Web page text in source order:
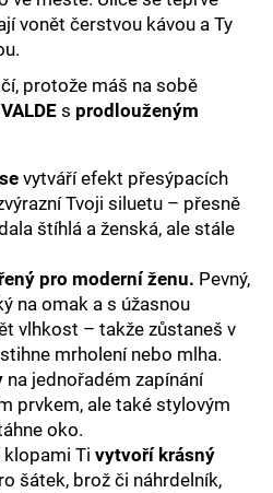
vonět čerstvou kávou a Ty
protože máš na sobě
VALDE s prodlouženým
vytváří efekt přesýpacích
Tvoji siluetu – přesně
štíhlá a ženská, ale stále
pro moderní ženu. Pevný,
na omak a s úžasnou
vlhkost – takže zůstaneš v
mrholení nebo mlha.
na jednořadém zapínání
prvkem, ale také stylovým
oko.
klopami Ti vytvoří krásný
šátek, brož či náhrdelník,